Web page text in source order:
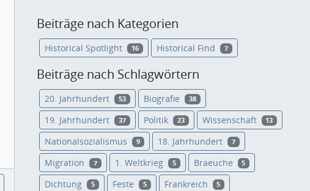
Beiträge nach Kategorien
Historical Spotlight 16 Historical Find 7
Beiträge nach Schlagwörtern
20. Jahrhundert 53 Biografie 38
19. Jahrhundert 37 Politik 23 Wissenschaft 13
Nationalsozialismus 9 18. Jahrhundert 7
Migration 7 1. Weltkrieg 5 Braeuche 5
Dichtung 5 Feste 5 Frankreich 5